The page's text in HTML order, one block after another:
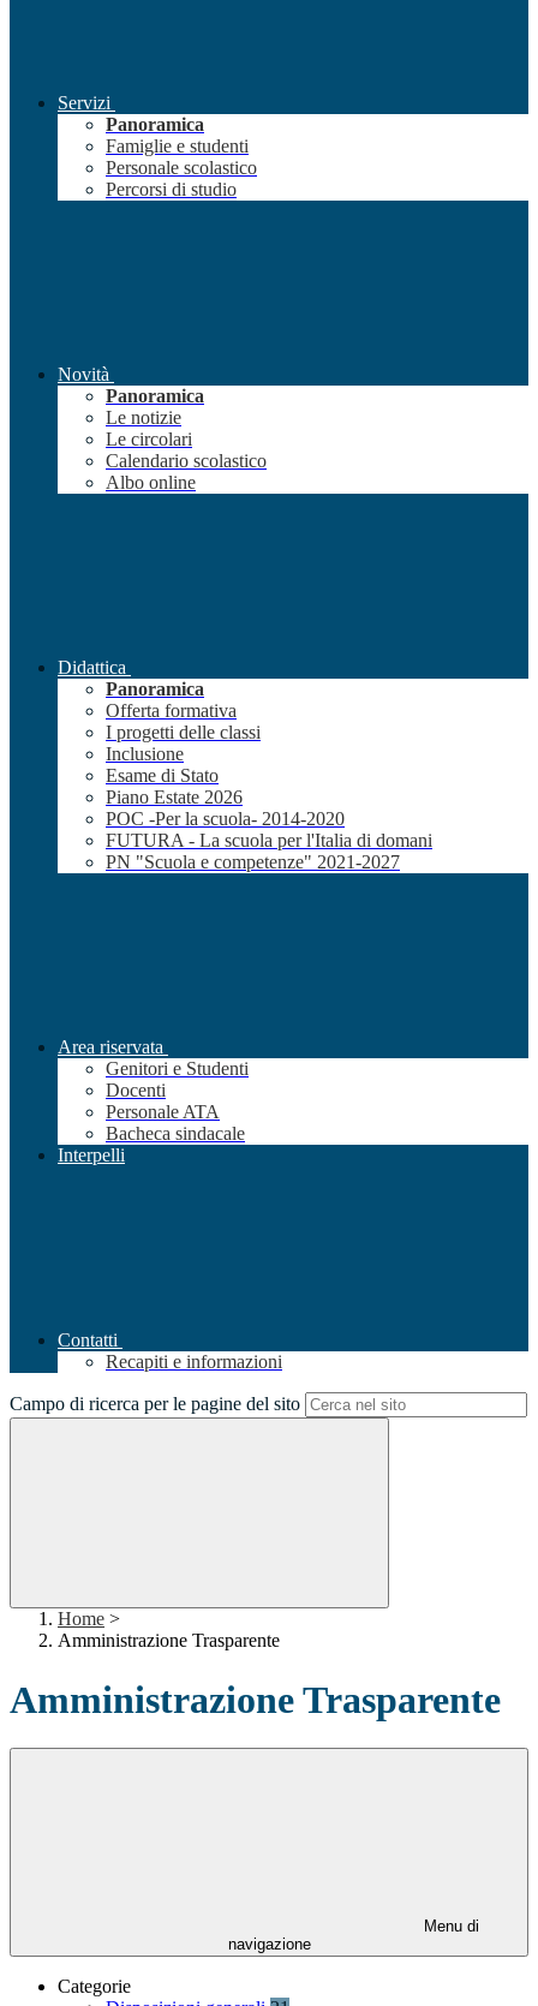
Servizi
Panoramica
Famiglie e studenti
Personale scolastico
Percorsi di studio
Novità
Panoramica
Le notizie
Le circolari
Calendario scolastico
Albo online
Didattica
Panoramica
Offerta formativa
I progetti delle classi
Inclusione
Esame di Stato
Piano Estate 2026
POC -Per la scuola- 2014-2020
FUTURA - La scuola per l'Italia di domani
PN "Scuola e competenze" 2021-2027
Area riservata
Genitori e Studenti
Docenti
Personale ATA
Bacheca sindacale
Interpelli
Contatti
Recapiti e informazioni
Campo di ricerca per le pagine del sito
Home >
Amministrazione Trasparente
Amministrazione Trasparente
Menu di
navigazione
Categorie